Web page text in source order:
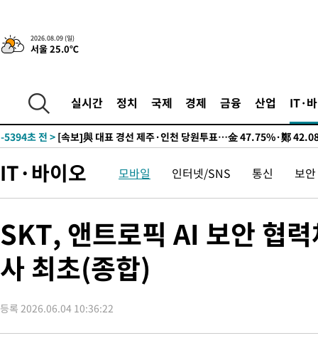
2026.08.09 (일)
서울 25.0℃
실시간 정치 국제 경제 금융 산업 IT·
12시간 전 > [속보]뉴욕증시 상승 마감…S&P 0.6% 나스닥 1.3%↑
-6159초 전 >
[속보]與최고위원 제주·인천 순회경선…박선원·최민희·서미
민수·김용 순
-6112초 전 >
래 44.56%
-5394초 전 > [속보]與 대표 경선 제주·인천 당원투표…金 47.75%·鄭
-4863초 전 >[속보]與 당대표 경선, 제주·인천 권리당원 투표 김민석 승리
22분 전 >낮 최고 35도 '무더위'…동해안 시간당 30㎜ '강한 비'[내일날씨]
코 이적"
38분 전 >
수도권 40도 육박 '펄펄'…동해안 일부 지역엔 호의주의보
55분 전 >온열질환 사망자 3명 늘어…누적 환자 3000명 돌파
2시간 전 >강릉에 시간당 81.4㎜ 물폭탄…도로 잠기고 담벼락 붕괴
4시간 전 >선재도서 해루질 나섰다 실종 60대, 닷새 만에 숨진 채 발견
5시간 전 >남자 농구, 나고야 아시안게임서 '홈팀' 일본과 한일전
IT·바이오 모바일 인터넷/SNS 통신 보안
SKT, 앤트로픽 AI 보안 협
사 최초(종합)
등록 2026.06.04 10:36:22